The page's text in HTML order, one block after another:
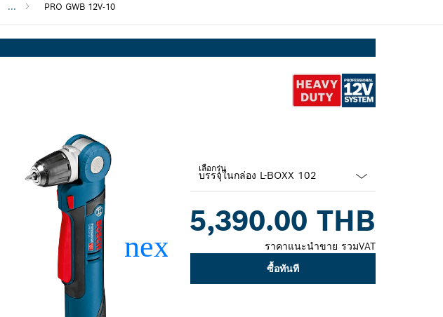
... PRO GWB 12V-10
เลือกรุ่น
closed
5,390.00 THB
ราคาแนะนำขาย รวมVAT
ซื้อทันที